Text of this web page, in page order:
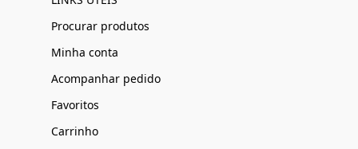
Procurar produtos
Minha conta
Acompanhar pedido
Favoritos
Carrinho